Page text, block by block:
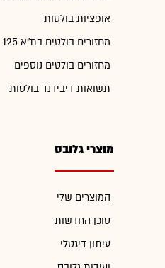
אופציות בולטות
מחזורים בולטים בת"א 125
מחזורים בולטים נוספים
תשואות דיבידנד בולטות
מוצרי גלובס
המוצרים שלי
סוכן החדשות
עיתון דיגטלי